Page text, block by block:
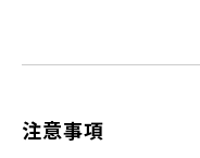
注意事項